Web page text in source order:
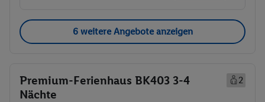
6 weitere Angebote anzeigen
Premium-Ferienhaus BK403 3-4
Nächte
2